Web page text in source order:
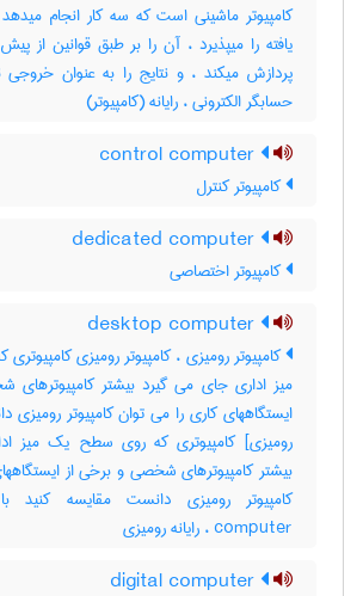
کامپیوتر ماشینی است که سه کار انجام
یافته را میپذیرد ، آن را بر طبق قوانین از
پردازش میکند ، و نتایج را به عنوان
حسابگر الکترونی ، رایانه (کامپیوتر)
کامپیوتر کنترل
کامپیوتر اختصاصی
کامپیوتر رومیزی ، کامپیوتر رومیزی
میز اداری جای می گیرد بیشتر
ایستگاههای کاری را می توان کامپیوتر رومیزی
رومیزی] کامپیوتری که روی سطح یک میز
بیشتر کامپیوترهای شخصی و برخی از
computer ، رایانه رومیزی